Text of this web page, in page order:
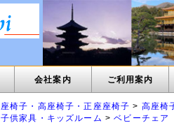
会社案内 ご利用案内
座椅子・高座椅子・正座座椅子 > 高座椅
子供家具・キッズルーム >ベビーチェア